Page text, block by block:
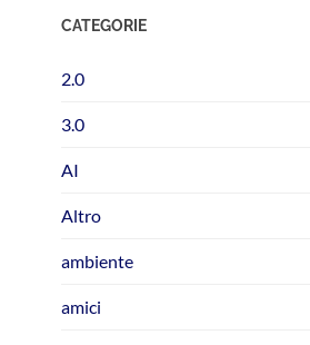
CATEGORIE
2.0
3.0
AI
Altro
ambiente
amici